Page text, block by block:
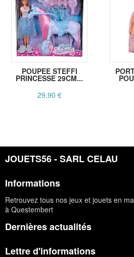
POUPEE STEFFI
PRINCESSE 29CM...
29,90 €
JOUETS56 - SARL CELAU
Informations
Retrouvez tous nos jeux et jouets en
à Questembert
Dernières actualités
Lettre d'informations